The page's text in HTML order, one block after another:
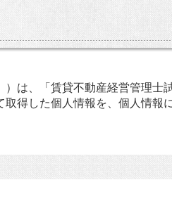
は、「賃貸不動産経営管理士
得した個人情報を、個人情報